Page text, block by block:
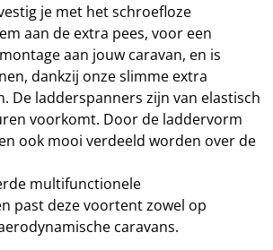
je met het schroefloze
aan de extra pees, voor een
aan jouw caravan, en is
dankzij onze slimme extra
De ladderspanners zijn van elastisch
voorkomt. Door de laddervorm
ook mooi verdeeld worden over de
multifunctionele
past deze voortent zowel op
caravans.